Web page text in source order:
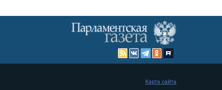
Карта сайта